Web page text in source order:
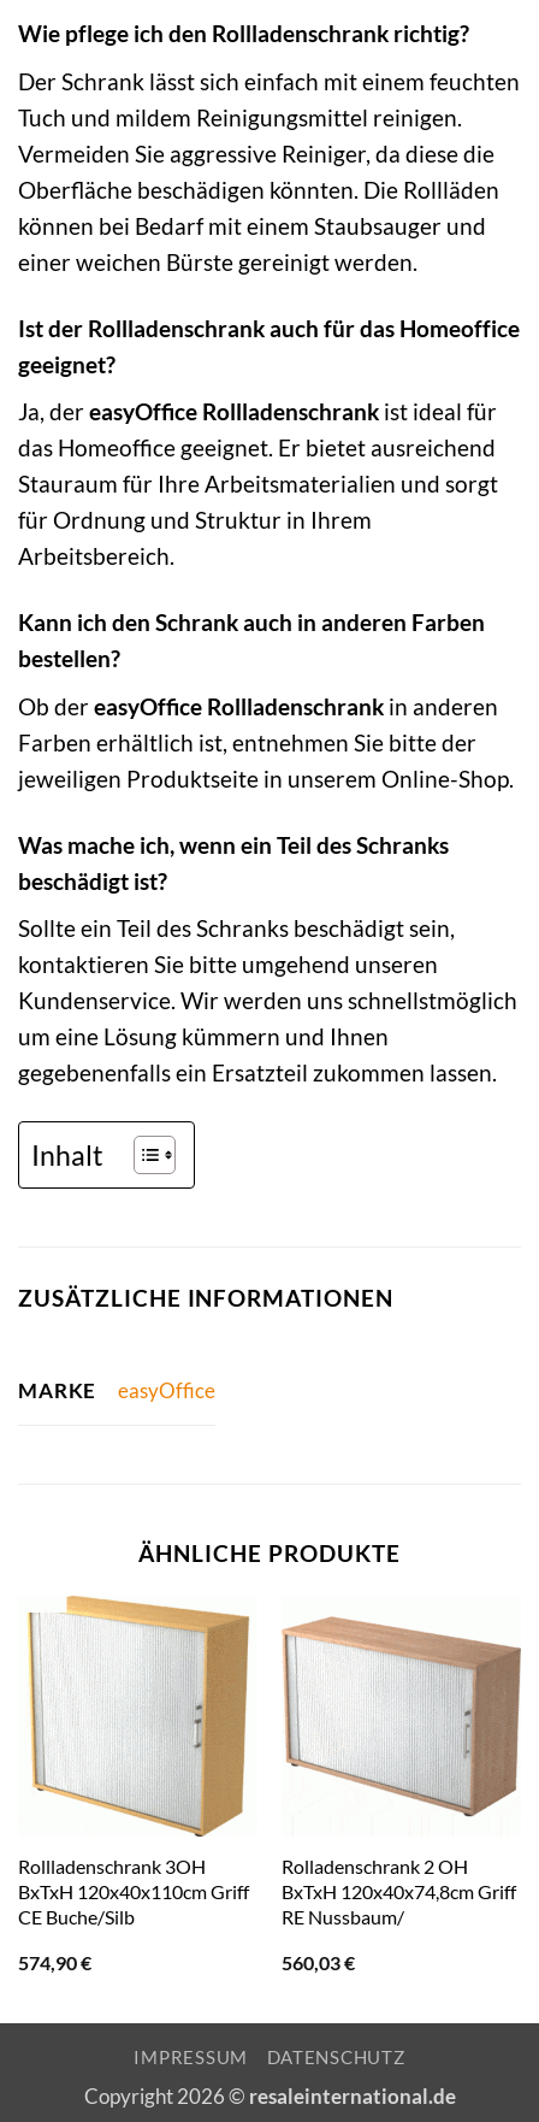
Wie pflege ich den Rollladenschrank richtig?
Der Schrank lässt sich einfach mit einem feuchten
Tuch und mildem Reinigungsmittel reinigen.
Vermeiden Sie aggressive Reiniger, da diese die
Oberfläche beschädigen könnten. Die Rollläden
können bei Bedarf mit einem Staubsauger und
einer weichen Bürste gereinigt werden.
Ist der Rollladenschrank auch für das Homeoffice
geeignet?
Ja, dereasyOffice Rollladenschrank ist ideal für
das Homeoffice geeignet. Er bietet ausreichend
Stauraum für Ihre Arbeitsmaterialien und sorgt
für Ordnung und Struktur in Ihrem
Arbeitsbereich.
Kann ich den Schrank auch in anderen Farben
bestellen?
Ob dereasyOffice Rollladenschrank in anderen
Farben erhältlich ist, entnehmen Sie bitte der
jeweiligen Produktseite in unserem Online-Shop.
Was mache ich, wenn ein Teil des Schranks
beschädigt ist?
Sollte ein Teil des Schranks beschädigt sein,
kontaktieren Sie bitte umgehend unseren
Kundenservice. Wir werden uns schnellstmöglich
um eine Lösung kümmern und Ihnen
gegebenenfalls ein Ersatzteil zukommen lassen.
Inhalt
ZUSÄTZLICHE INFORMATIONEN
MARKE easyOffice
ÄHNLICHE PRODUKTE
Rollladenschrank 3OH
BxTxH 120x40x110cm Griff
CE Buche/Silb
574,90€
Rolladenschrank 2 OH
BxTxH 120x40x74,8cm Griff
RE Nussbaum/
560,03€
IMPRESSUM DATENSCHUTZ
Copyright 2026 © resaleinternational.de